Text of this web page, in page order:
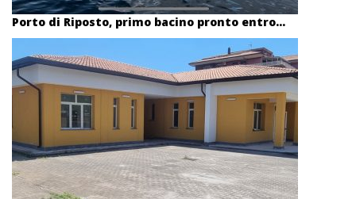
Porto di Riposto, primo bacino pronto entro...